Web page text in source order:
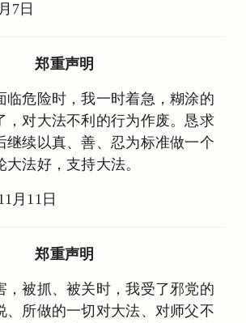
7日
郑重声明
临危险时，我一时着急，糊涂的
，对大法不利的行为作废。恳求
继续以真、善、忍为标准做一个
法好，支持大法。
月11日
郑重声明
，被抓、被关时，我受了邪党的
、所做的一切对大法、对师父不